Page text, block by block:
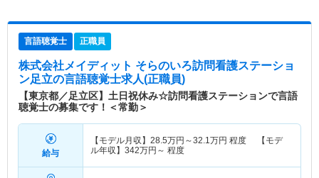
言語聴覚士 正職員
株式会社メイディット そらのいろ訪問看護ステーショ
ン足立の言語聴覚士求人(正職員)
【東京都／足立区】土日祝休み☆訪問看護ステーションで言語
聴覚士の募集です！＜常勤＞
給与
【モデル月収】 28.5万円～32.1万円 程度 【モデ
ル年収】 342万円～ 程度